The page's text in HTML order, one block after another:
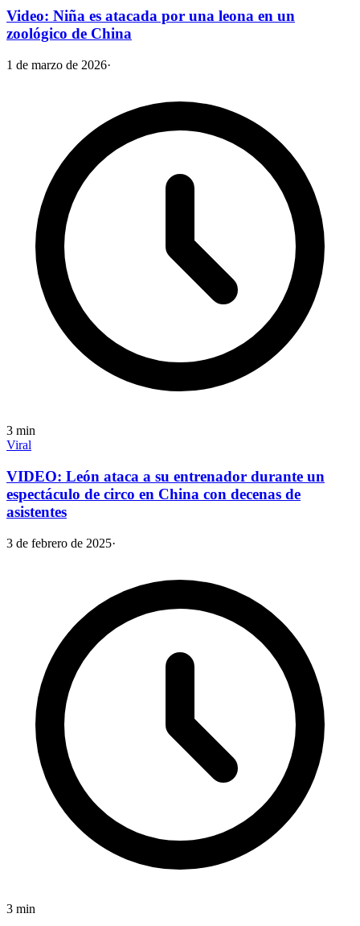
Video: Niña es atacada por una leona en un
zoológico de China
1 de marzo de 2026·
3 min
Viral
VIDEO: León ataca a su entrenador durante un
espectáculo de circo en China con decenas de
asistentes
3 de febrero de 2025·
3 min